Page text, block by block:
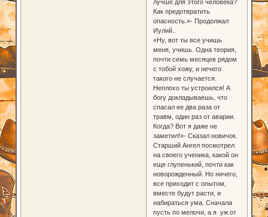
лучше для этого человека?
Как предотвратить
опасность.»- Продолжал
Иулий..
«Ну, вот ты все учишь
меня, учишь. Одна теория,
почти семь месяцев рядом
с тобой хожу, и нечего
такого не случается.
Неплохо ты устроился! А
богу докладываешь, что
спасал ее два раза от
травм, один раз от аварии.
Когда? Вот я даже не
заметил!»- Сказал новичок.
Старший Ангел посмотрел
на своего ученика, какой он
еще глупенький, почти как
новорожденный. Но ничего,
все приходит с опытом,
вместе будут расти, и
набираться ума. Сначала
пусть по мелочи, а я уж от